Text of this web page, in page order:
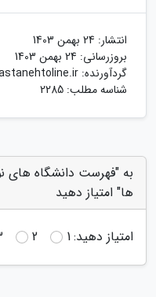
انتشار: 24 بهمن 1403
بروزرسانی: 24 بهمن 1403
گردآورنده:
شناسه مطلب: 2285
به "فهرست دانشگاه های
ها" امتیاز دهید
امتیاز دهید:1
2